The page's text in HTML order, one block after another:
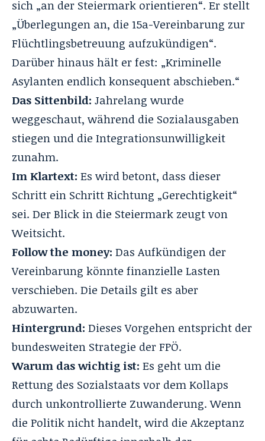
sich „an der Steiermark orientieren“. Er stellt
„Überlegungen an, die 15a-Vereinbarung zur
Flüchtlingsbetreuung aufzukündigen“.
Darüber hinaus hält er fest: „Kriminelle
Asylanten endlichkonsequent abschieben.“
Das Sittenbild: Jahrelang wurde
weggeschaut, während die Sozialausgaben
stiegen und die Integrationsunwilligkeit
zunahm.
Im Klartext: Es wird betont, dass dieser
Schritt ein Schritt Richtung „Gerechtigkeit“
sei. Der Blick in die Steiermark zeugt von
Weitsicht.
Follow the money: Das Aufkündigen der
Vereinbarung könnte finanzielle Lasten
verschieben. Die Details gilt es aber
abzuwarten.
Hintergrund: Dieses Vorgehen entspricht der
bundesweiten Strategie der FPÖ.
Warum das wichtig ist: Es geht um die
Rettung des Sozialstaats vor dem Kollaps
durch unkontrollierte Zuwanderung. Wenn
die Politik nicht handelt, wird die Akzeptanz